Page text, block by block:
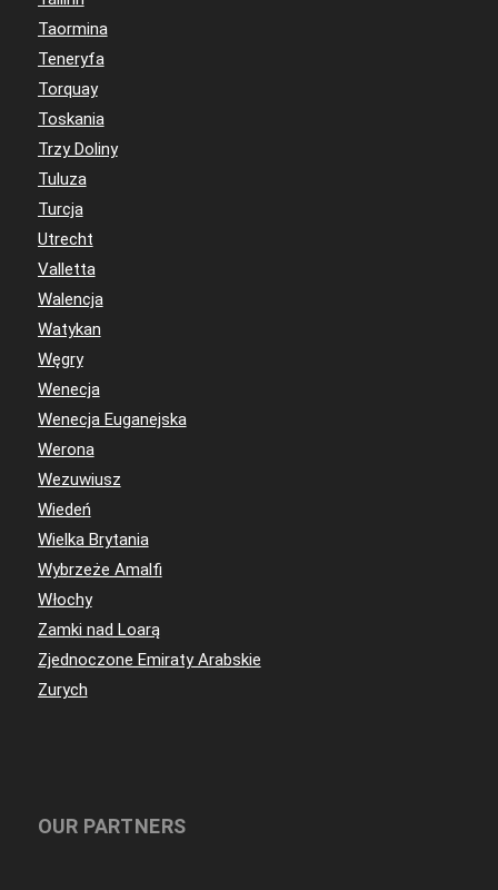
Taormina
Teneryfa
Torquay
Toskania
Trzy Doliny
Tuluza
Turcja
Utrecht
Valletta
Walencja
Watykan
Węgry
Wenecja
Wenecja Euganejska
Werona
Wezuwiusz
Wiedeń
Wielka Brytania
Wybrzeże Amalfi
Włochy
Zamki nad Loarą
Zjednoczone Emiraty Arabskie
Zurych
OUR PARTNERS